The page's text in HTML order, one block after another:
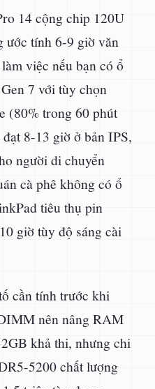
14 cộng chip 120U
ước tính 6-9 giờ văn
việc nếu bạn có ổ
7 với tùy chọn
(80% trong 60 phút
8-13 giờ ở bản IPS,
người di chuyển
cà phê không có ổ
tiêu thụ pin
giờ tùy độ sáng cài
cần tính trước khi
nên nâng RAM
khả thi, nhưng chi
5200 chất lượng